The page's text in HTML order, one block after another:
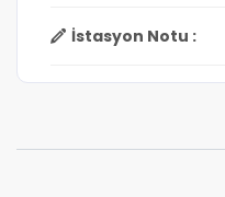
İstasyon Notu :